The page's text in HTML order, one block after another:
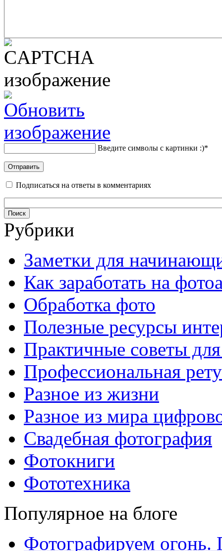
Введите символы с картинки :)*
Подписаться на ответы в комментариях
Рубрики
Заметки для
Как заработать на
Обработка фото
Полезные ресурсы
Практичные советы
Профессиональная
Разное из жизни
Разное из мира
Свадебная фотография
Фотокниги
Фототехника
Популярное на блоге
Фотографируем огонь.